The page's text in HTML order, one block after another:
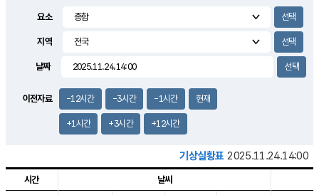
1.8m/s
요소
지역
날짜
이전자료 -12시간 -3시간 -1시간 현재
+1시간 +3시간 +12시간
기상실황표 2025.11.24.14:00
시간 날씨